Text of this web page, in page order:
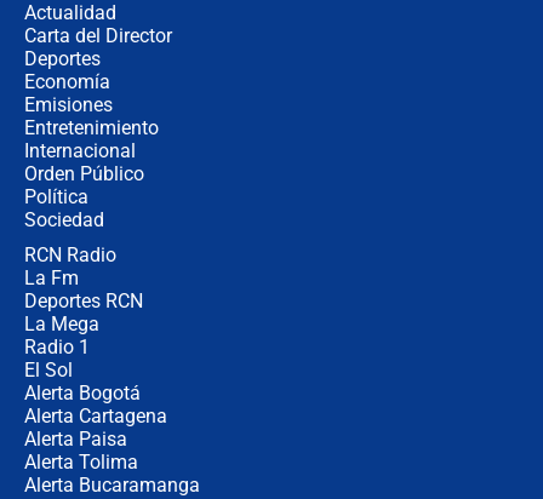
Actualidad
Carta del Director
Deportes
Economía
Emisiones
Entretenimiento
Internacional
Orden Público
Política
Sociedad
RCN Radio
La Fm
Deportes RCN
La Mega
Radio 1
El Sol
Alerta Bogotá
Alerta Cartagena
Alerta Paisa
Alerta Tolima
Alerta Bucaramanga